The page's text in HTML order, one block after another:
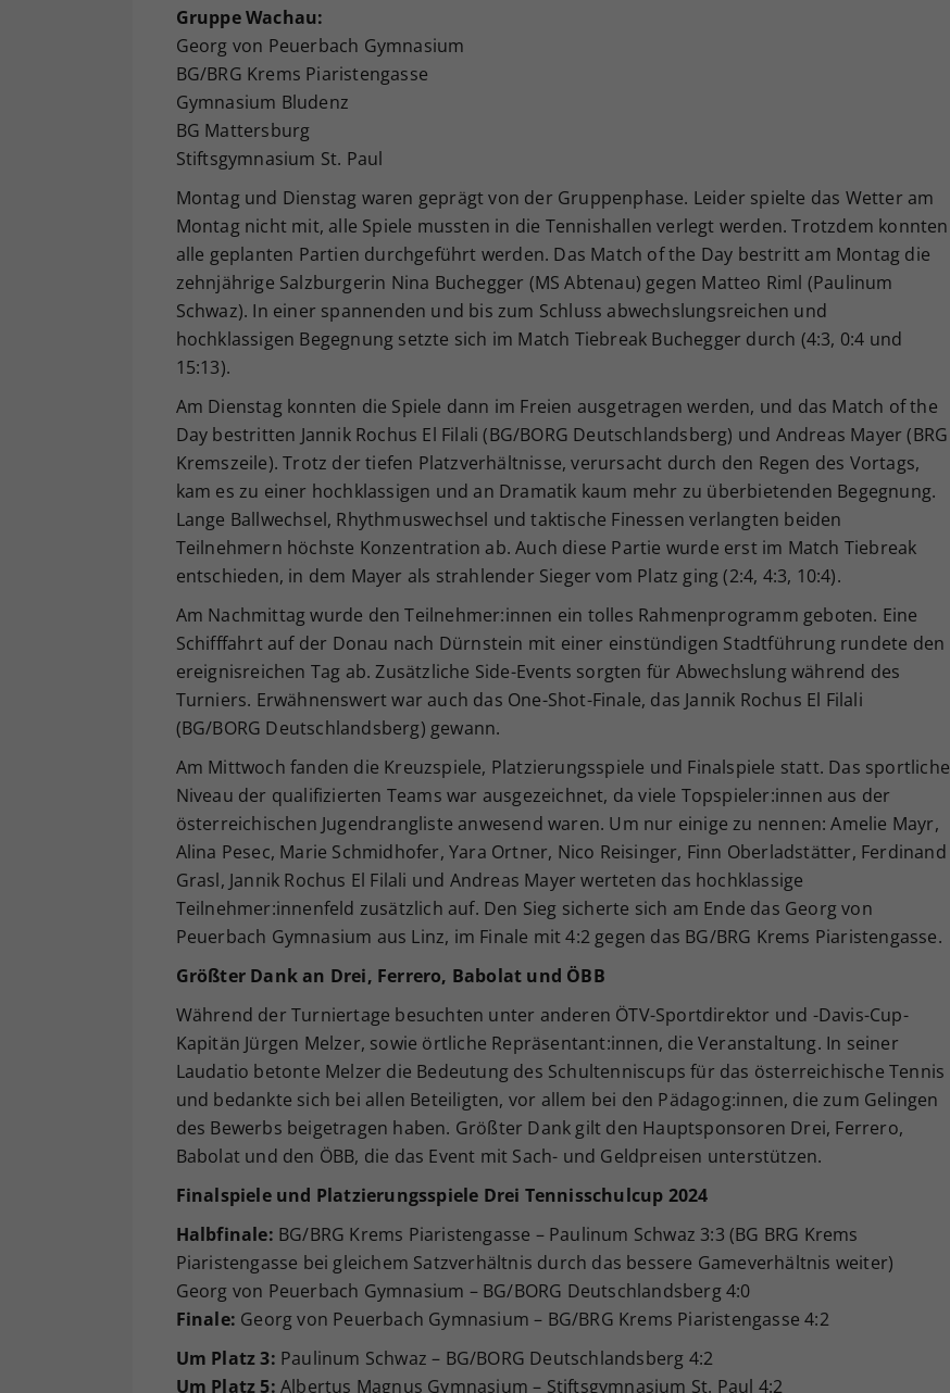
Gruppe Wachau:
Georg von Peuerbach Gymnasium
BG/BRG Krems Piaristengasse
Gymnasium Bludenz
BG Mattersburg
Stiftsgymnasium St. Paul
Montag und Dienstag waren geprägt von der Gruppenphase. Leider spielte das Wetter am
Montag nicht mit, alle Spiele mussten in die Tennishallen verlegt werden. Trotzdem konnten
alle geplanten Partien durchgeführt werden. Das Match of the Day bestritt am Montag die
zehnjährige Salzburgerin Nina Buchegger (MS Abtenau) gegen Matteo Riml (Paulinum
Schwaz). In einer spannenden und bis zum Schluss abwechslungsreichen und
hochklassigen Begegnung setzte sich im Match Tiebreak Buchegger durch (4:3, 0:4 und
15:13).
Am Dienstag konnten die Spiele dann im Freien ausgetragen werden, und das Match of the
Day bestritten Jannik Rochus El Filali (BG/BORG Deutschlandsberg) und Andreas Mayer (BRG
Kremszeile). Trotz der tiefen Platzverhältnisse, verursacht durch den Regen des Vortags,
kam es zu einer hochklassigen und an Dramatik kaum mehr zu überbietenden Begegnung.
Lange Ballwechsel, Rhythmuswechsel und taktische Finessen verlangten beiden
Teilnehmern höchste Konzentration ab. Auch diese Partie wurde erst im Match Tiebreak
entschieden, in dem Mayer als strahlender Sieger vom Platz ging (2:4, 4:3, 10:4).
Am Nachmittag wurde den Teilnehmer:innen ein tolles Rahmenprogramm geboten. Eine
Schifffahrt auf der Donau nach Dürnstein mit einer einstündigen Stadtführung rundete den
ereignisreichen Tag ab. Zusätzliche Side-Events sorgten für Abwechslung während des
Turniers. Erwähnenswert war auch das One-Shot-Finale, das Jannik Rochus El Filali
(BG/BORG Deutschlandsberg) gewann.
Am Mittwoch fanden die Kreuzspiele, Platzierungsspiele und Finalspiele statt. Das sportliche
Niveau der qualifizierten Teams war ausgezeichnet, da viele Topspieler:innen aus der
österreichischen Jugendrangliste anwesend waren. Um nur einige zu nennen: Amelie Mayr,
Alina Pesec, Marie Schmidhofer, Yara Ortner, Nico Reisinger, Finn Oberladstätter, Ferdinand
Grasl, Jannik Rochus El Filali und Andreas Mayer werteten das hochklassige
Teilnehmer:innenfeld zusätzlich auf. Den Sieg sicherte sich am Ende das Georg von
Peuerbach Gymnasium aus Linz, im Finale mit 4:2 gegen das BG/BRG Krems Piaristengasse.
Größter Dank an Drei, Ferrero, Babolat und ÖBB
Während der Turniertage besuchten unter anderen ÖTV-Sportdirektor und -Davis-Cup-
Kapitän Jürgen Melzer, sowie örtliche Repräsentant:innen, die Veranstaltung. In seiner
Laudatio betonte Melzer die Bedeutung des Schultenniscups für das österreichische Tennis
und bedankte sich bei allen Beteiligten, vor allem bei den Pädagog:innen, die zum Gelingen
des Bewerbs beigetragen haben. Größter Dank gilt den Hauptsponsoren Drei, Ferrero,
Babolat und den ÖBB, die das Event mit Sach- und Geldpreisen unterstützen.
Finalspiele und Platzierungsspiele Drei Tennisschulcup 2024
Halbfinale: BG/BRG Krems Piaristengasse – Paulinum Schwaz 3:3 (BG BRG Krems
Piaristengasse bei gleichem Satzverhältnis durch das bessere Gameverhältnis weiter)
Georg von Peuerbach Gymnasium – BG/BORG Deutschlandsberg 4:0
Finale: Georg von Peuerbach Gymnasium – BG/BRG Krems Piaristengasse 4:2
Um Platz 3: Paulinum Schwaz – BG/BORG Deutschlandsberg 4:2
Um Platz 5: Albertus Magnus Gymnasium – Stiftsgymnasium St. Paul 4:2